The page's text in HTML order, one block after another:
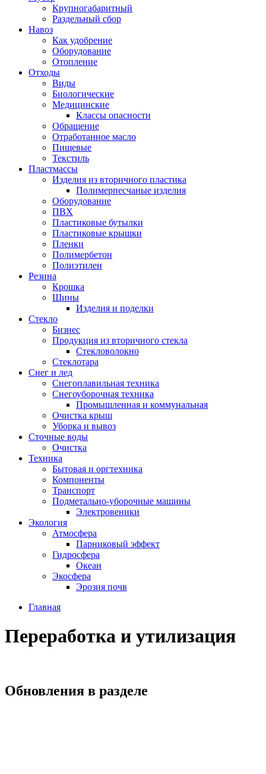
Крупногабаритный
Раздельный сбор
Навоз
Как удобрение
Оборудование
Отопление
Отходы
Виды
Биологические
Медицинские
Классы опасности
Обращение
Отработанное масло
Пищевые
Текстиль
Пластмассы
Изделия из вторичного пластика
Полимерпесчаные изделия
Оборудование
ПВХ
Пластиковые бутылки
Пластиковые крышки
Пленки
Полимербетон
Полиэтилен
Резина
Крошка
Шины
Изделия и поделки
Стекло
Бизнес
Продукция из вторичного стекла
Стекловолокно
Стеклотара
Снег и лед
Снегоплавильная техника
Снегоуборочная техника
Промышленная и коммунальная
Очистка крыш
Уборка и вывоз
Сточные воды
Очистка
Техника
Бытовая и оргтехника
Компоненты
Транспорт
Подметально-уборочные машины
Электровеники
Экология
Атмосфера
Парниковый эффект
Гидросфера
Океан
Экосфера
Эрозия почв
Главная
Переработка и утилизация
Обновления в разделе